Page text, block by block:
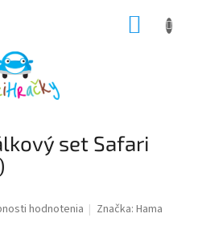
set Safari
hodnotenia Značka:Hama